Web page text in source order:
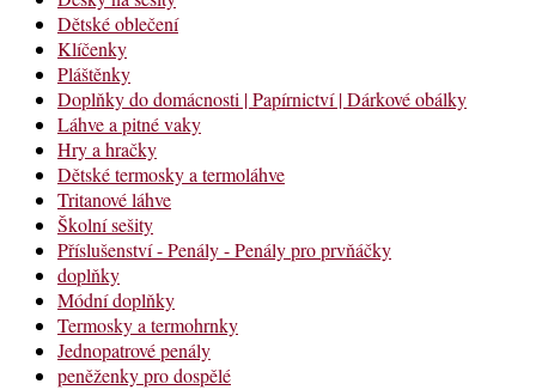
Dětské oblečení
Klíčenky
Pláštěnky
Doplňky do domácnosti | Papírnictví | Dárkové obálky
Láhve a pitné vaky
Hry a hračky
Dětské termosky a termoláhve
Tritanové láhve
Školní sešity
Příslušenství - Penály - Penály pro prvňáčky
doplňky
Módní doplňky
Termosky a termohrnky
Jednopatrové penály
peněženky pro dospělé